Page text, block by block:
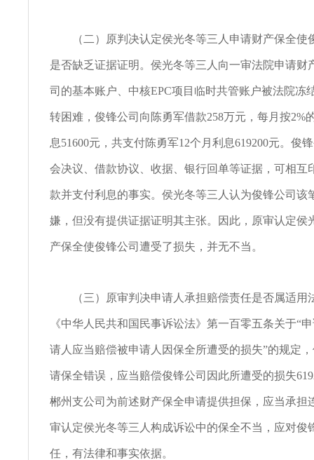
（二）原判决认定侯光冬等三人申请财产保全使
是否缺乏证据证明。侯光冬等三人向一审法院申请财
司的基本账户、中核EPC项目临时共管账户被法院冻
转困难，俊锋公司向陈勇军借款258万元，每月按2%
息51600元，共支付陈勇军12个月利息619200元。俊
会决议、借款协议、收据、银行回单等证据，可相互
款并支付利息的事实。侯光冬等三人认为俊锋公司该
嫌，但没有提供证据证明其主张。因此，原审认定侯
产保全使俊锋公司遭受了损失，并无不当。
（三）原审判决申请人承担赔偿责任是否属适用
《中华人民共和国民事诉讼法》第一百零五条关于“
请人应当赔偿被申请人因保全所遭受的损失”的规定
请保全错误，应当赔偿俊锋公司因此所遭受的损失
郴州支公司为前述财产保全申请提供担保，应当承担
审认定侯光冬等三人构成诉讼中的保全不当，应对俊
任，有法律和事实依据。